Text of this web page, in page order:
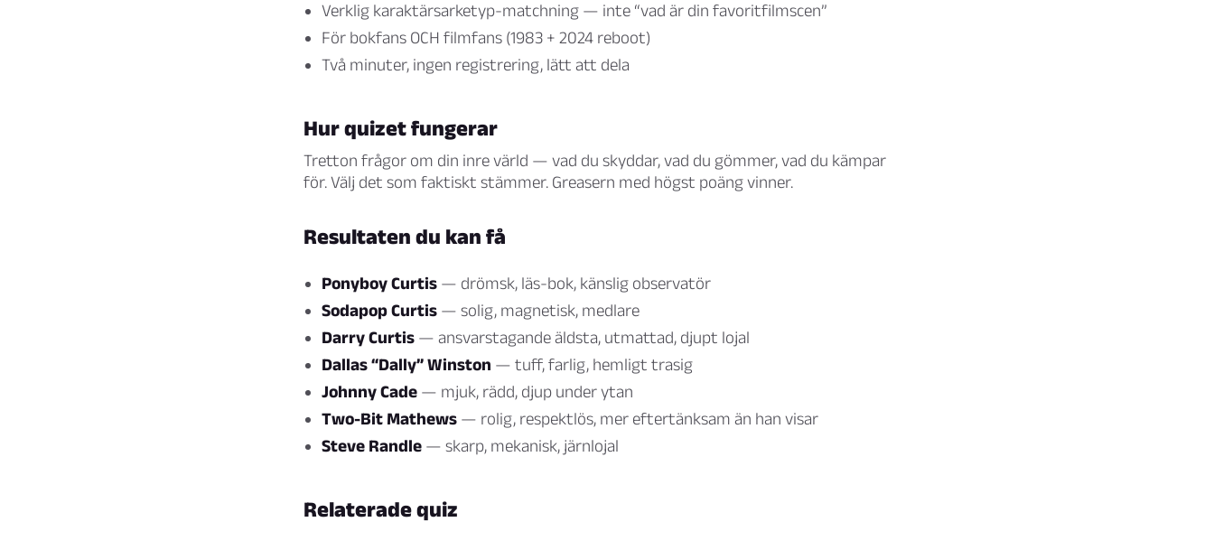
Verklig karaktärsarketyp-matchning — inte “vad är din favoritfilmscen”
För bokfans OCH filmfans (1983 + 2024 reboot)
Två minuter, ingen registrering, lätt att dela
Hur quizet fungerar
Tretton frågor om din inre värld — vad du skyddar, vad du gömmer, vad du kämpar
för. Välj det som faktiskt stämmer. Greasern med högst poäng vinner.
Resultaten du kan få
Ponyboy Curtis — drömsk, läs-bok, känslig observatör
Sodapop Curtis — solig, magnetisk, medlare
Darry Curtis — ansvarstagande äldsta, utmattad, djupt lojal
Dallas “Dally” Winston — tuff, farlig, hemligt trasig
Johnny Cade — mjuk, rädd, djup under ytan
Two-Bit Mathews — rolig, respektlös, mer eftertänksam än han visar
Steve Randle — skarp, mekanisk, järnlojal
Relaterade quiz